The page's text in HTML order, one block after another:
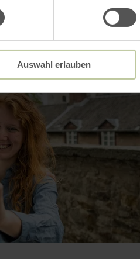
Auswahl erlauben